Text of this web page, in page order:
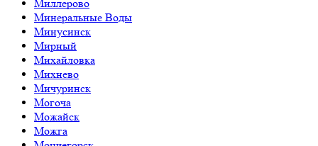
Миллерово
Минеральные Воды
Минусинск
Мирный
Михайловка
Михнево
Мичуринск
Могоча
Можайск
Можга